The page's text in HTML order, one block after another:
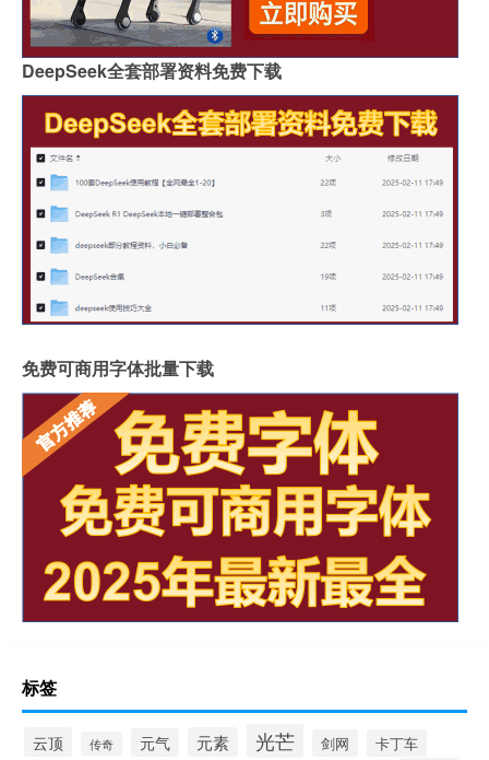
DeepSeek全套部署资料免费下载
免费可商用字体批量下载
标签
云顶 传奇 元气 元素 光芒 剑网 卡丁车